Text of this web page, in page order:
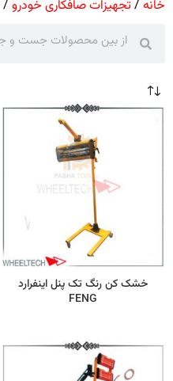
خانه تجهیزات صافکاری خودرو
خشک کن رنگ تک پنل اینفرارد
FENG